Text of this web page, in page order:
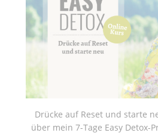
Drücke auf Reset und starte
über mein 7-Tage Easy Detox-